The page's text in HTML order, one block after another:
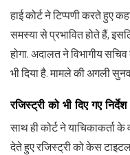
हाई कोर्ट ने टिप्पणी करते हुए
समस्या से प्रभावित होते हैं,
होगा. अदालत ने विभागीय
भी दिया है. मामले की अगली
रजिस्ट्री को भी दिए गए निर्देश
साथ ही कोर्ट ने
देते हुए रजिस्ट्री को केस